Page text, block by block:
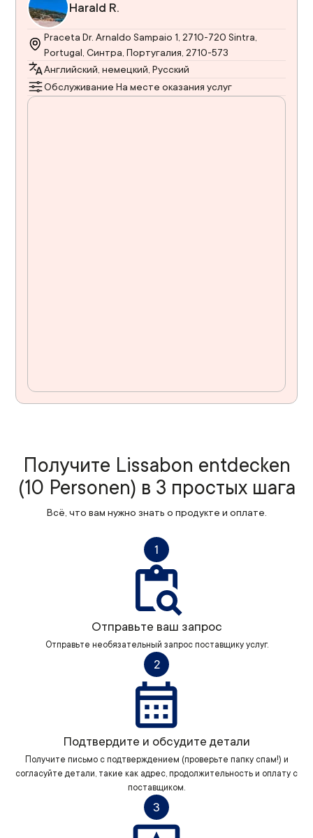
Harald R.
Praceta Dr. Arnaldo Sampaio 1, 2710-720 Sintra,
Portugal, Синтра, Португалия, 2710-573
Английский, немецкий, Русский
Обслуживание На месте оказания услуг
Получите Lissabon entdecken
(10 Personen) в 3 простых шага
Всё, что вам нужно знать о продукте и оплате.
1
Отправьте ваш запрос
Отправьте необязательный запрос поставщику услуг.
2
Подтвердите и обсудите детали
Получите письмо с подтверждением (проверьте папку спам!) и
согласуйте детали, такие как адрес, продолжительность и оплату с
поставщиком.
3